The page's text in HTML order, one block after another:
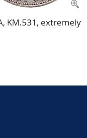
KM.531, extremely